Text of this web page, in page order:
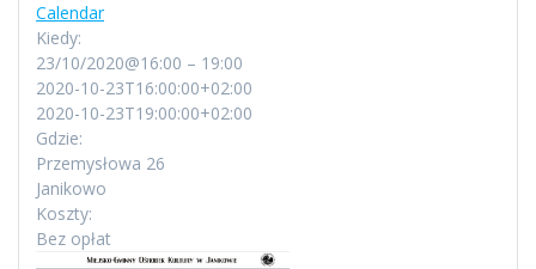
Calendar
Kiedy:
23/10/2020@16:00 – 19:00
2020-10-23T16:00:00+02:00
2020-10-23T19:00:00+02:00
Gdzie:
Przemysłowa 26
Janikowo
Koszty:
Bez opłat